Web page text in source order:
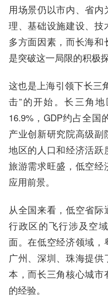
用场景仍以市内、省
理、基础设施建设、
多方面因素，而长海
是突破这一局限的积极探
这也是上海引领下长三
击”的开始。长三角
16.9%，GDP约占全
产业创新研究院高级副
地区的人口和经济活跃
旅游需求旺盛，低空经
应用前景。
从全国来看，低空省
行政区的飞行涉及空
面。在低空经济领域
广州、深圳、珠海提
本，而长三角核心城
的经验。